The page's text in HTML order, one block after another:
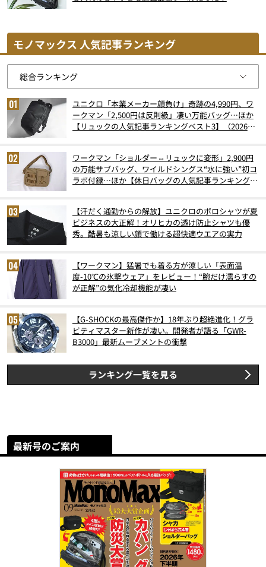
モノマックス 人気記事ランキング
ユニクロ「本業メーカー顔負け」奇跡の4,990円、ワ
ークマン「2,500円は反則級」凄い万能バッグ…ほか
【リュックの人気記事ランキングベスト3】（2026年
ワークマン「ショルダー⇔リュックに変形」2,900円
の万能サブバッグ、ワイルドシングス“水に強い”初コ
ラボ付録…ほか【休日バッグの人気記事ランキングベ
【汗だく通勤からの解放】ユニクロのポロシャツが夏
ビジネスの大正解！オリヒカの透け防止シャツも優
秀。酷暑も涼しい顔で働ける超快適ウエアの実力
【ワークマン】猛暑でも着る方が涼しい「表面温
度-10℃の氷撃ウェア」をレビュー！“腕だけ濡らすの
が正解”の気化冷却機能が凄い
【G-SHOCKの最高傑作か】18年ぶり超絶進化！グラ
ビティマスター新作が凄い。開発者が語る「GWR-
B3000」最新ムーブメントの衝撃
ランキング一覧を見る
最新号のご案内